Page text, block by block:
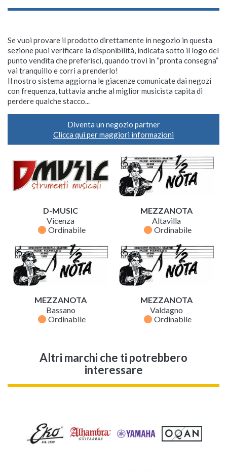
Se vuoi provare il prodotto direttamente in negozio in questa
sezione puoi verificare la disponibilità, indicata sotto il logo del
punto vendita che preferisci, quando trovi in “pronta consegna”
vai tranquillo e corri a prenderlo!
Il nostro sistema aggiorna le giacenze comunicate dai negozi
con frequenza, tuttavia anche al miglior musicista capita di
perdere qualche stacco...
Diventa un negozio partner
Clicca qui per maggiori informazioni
D-MUSIC
Vicenza
fiber_manual_record Ordinabile
MEZZANOTA
Altavilla
fiber_manual_record Ordinabile
MEZZANOTA
Bassano
fiber_manual_record Ordinabile
MEZZANOTA
Valdagno
fiber_manual_record Ordinabile
Altri marchi che ti potrebbero
interessare